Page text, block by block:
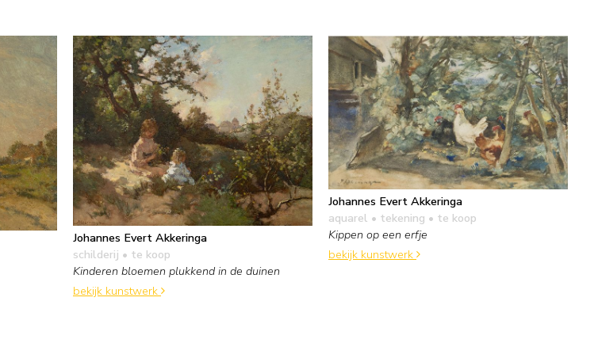
Johannes Evert Akkeringa
schilderij • te koop
Kinderen bloemen plukkend in de duinen
bekijk kunstwerk
Johannes Evert Akkeringa
aquarel • tekening • te koop
Kippen op een erfje
bekijk kunstwerk